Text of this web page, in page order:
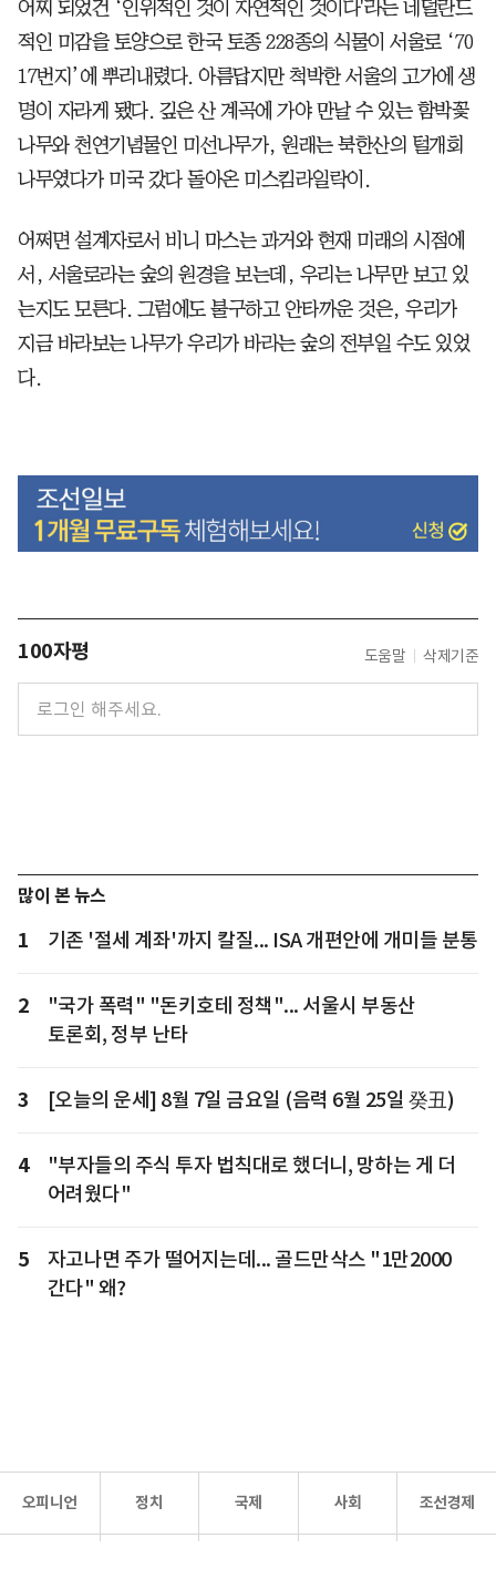
어찌 되었건 ‘인위적인 것이 자연적인 것이다'라는 네덜란드
적인 미감을 토양으로 한국 토종 228종의 식물이 서울로 ‘70
17번지’에 뿌리내렸다. 아름답지만 척박한 서울의 고가에 생
명이 자라게 됐다. 깊은 산 계곡에 가야 만날 수 있는 함박꽃
나무와 천연기념물인 미선나무가, 원래는 북한산의 털개회
나무였다가 미국 갔다 돌아온 미스킴라일락이.
어쩌면 설계자로서 비니 마스는 과거와 현재 미래의 시점에
서, 서울로라는 숲의 원경을 보는데, 우리는 나무만 보고 있
는지도 모른다. 그럼에도 불구하고 안타까운 것은, 우리가
지금 바라보는 나무가 우리가 바라는 숲의 전부일 수도 있었
다.
100자평 도움말 삭제기준
많이 본 뉴스
1 기존 '절세 계좌'까지 칼질... ISA 개편안에 개미들 분통
2
"국가 폭력" "돈키호테 정책"... 서울시 부동산
토론회, 정부 난타
3 [오늘의 운세] 8월 7일 금요일 (음력 6월 25일 癸丑)
4
"부자들의 주식 투자 법칙대로 했더니, 망하는 게 더
어려웠다"
5
자고나면 주가 떨어지는데... 골드만삭스 "1만2000
간다" 왜?
오피니언 정치 국제 사회 조선경제